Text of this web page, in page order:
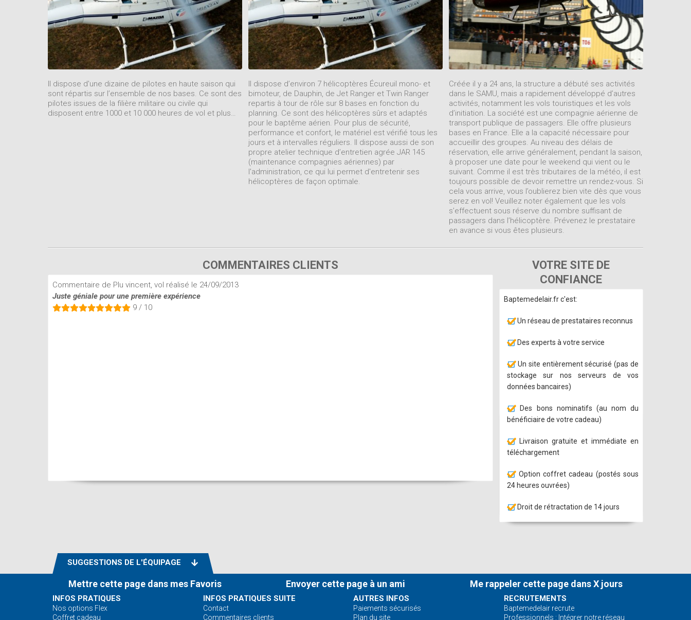
Il dispose d'une dizaine de pilotes en haute saison qui
sont répartis sur l’ensemble de nos bases. Ce sont des
pilotes issues de la filière militaire ou civile qui
disposent entre 1000 et 10 000 heures de vol et plus…
Il dispose d’environ 7 hélicoptères Écureuil mono- et
bimoteur, de Dauphin, de Jet Ranger et Twin Ranger
repartis à tour de rôle sur 8 bases en fonction du
planning. Ce sont des hélicoptères sûrs et adaptés
pour le baptême aérien. Pour plus de sécurité,
performance et confort, le matériel est vérifié tous les
jours et à intervalles réguliers. Il dispose aussi de son
propre atelier technique d’entretien agrée JAR 145
(maintenance compagnies aériennes) par
l'administration, ce qui lui permet d'entretenir ses
hélicoptères de façon optimale.
Créée il y a 24 ans, la structure a débuté ses activités
dans le SAMU, mais a rapidement développé d’autres
activités, notamment les vols touristiques et les vols
d’initiation. La société est une compagnie aérienne de
transport publique de passagers. Elle offre plusieurs
bases en France. Elle a la capacité nécessaire pour
accueillir des groupes. Au niveau des délais de
réservation, elle arrive généralement, pendant la saison,
à proposer une date pour le weekend qui vient ou le
suivant. Comme il est très tributaires de la météo, il est
toujours possible de devoir remettre un rendez-vous. Si
cela vous arrive, vous l’oublierez bien vite dès que vous
serez en vol! Veuillez noter également que les vols
s’effectuent sous réserve du nombre suffisant de
passagers dans l’hélicoptère. Prévenez le prestataire
en avance si vous êtes plusieurs.
COMMENTAIRES CLIENTS
Commentaire de Plu vincent, vol réalisé le 24/09/2013
Juste géniale pour une première expérience
9 / 10
VOTRE SITE DE
CONFIANCE
Baptemedelair.fr c'est:
Un réseau de prestataires reconnus
Des experts à votre service
Un site entièrement sécurisé (pas de
stockage sur nos serveurs de vos
données bancaires)
Des bons nominatifs (au nom du
bénéficiaire de votre cadeau)
Livraison gratuite et immédiate en
téléchargement
Option coffret cadeau (postés sous
24 heures ouvrées)
Droit de rétractation de 14 jours
SUGGESTIONS DE L'ÉQUIPAGE
Mettre cette page dans mes Favoris Envoyer cette page à un ami Me rappeler cette page dans X jours
INFOS PRATIQUES
Nos options Flex
Coffret cadeau
INFOS PRATIQUES SUITE
Contact
Commentaires clients
AUTRES INFOS
Paiements sécurisés
Plan du site
RECRUTEMENTS
Baptemedelair recrute
Professionnels : Intégrer notre réseau